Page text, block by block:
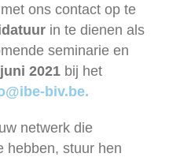
ons contact op te
in te dienen als
seminarie en
2021 bij het
biv.be.
netwerk die
hebben, stuur hen